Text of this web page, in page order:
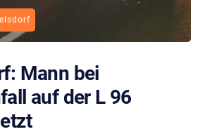
Mann bei
auf der L 96